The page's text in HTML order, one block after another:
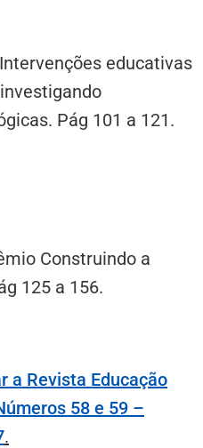
educativas
Pág 101 a 121.
Construindo a
125 a 156.
a Revista Educação
58 e 59 –
.